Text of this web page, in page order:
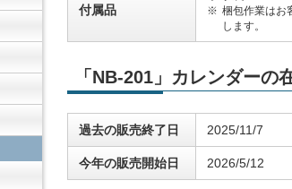
付属品
梱包作業はお
します。
「NB-201」カレンダーの
過去の販売終了日 2025/11/7
今年の販売開始日 2026/5/12